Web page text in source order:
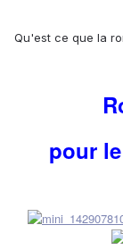
Qu'est ce que la
pour